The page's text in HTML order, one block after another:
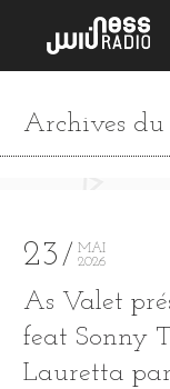
AH YEAH
NESS LIVE !
Archives du
23
MAI
2026
As Valet
feat Sonny
Lauretta